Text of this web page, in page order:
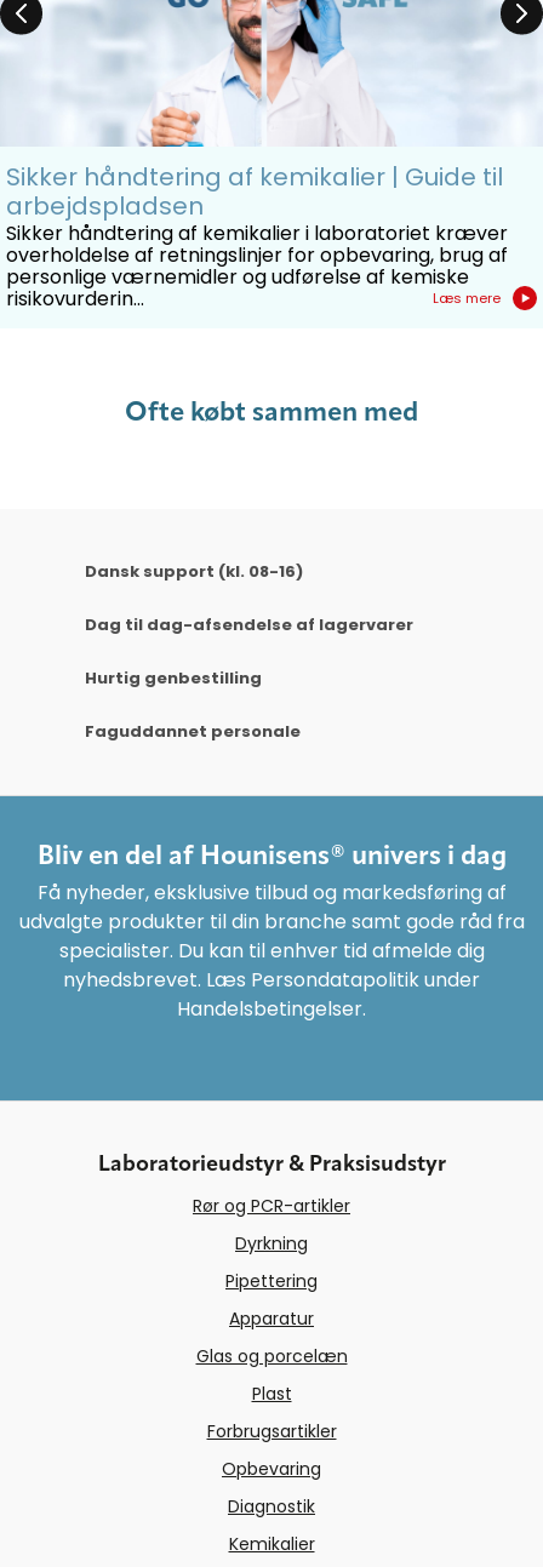
Sikker håndtering af kemikalier | Guide til
arbejdspladsen
Sikker håndtering af kemikalier i laboratoriet kræver
overholdelse af retningslinjer for opbevaring, brug af
personlige værnemidler og udførelse af kemiske
risikovurderin... Læs mere
Ofte købt sammen med
Dansk support (kl. 08-16)
Dag til dag-afsendelse af lagervarer
Hurtig genbestilling
Faguddannet personale
Bliv en del af Hounisens® univers i dag
Få nyheder, eksklusive tilbud og markedsføring af
udvalgte produkter til din branche samt gode råd fra
specialister. Du kan til enhver tid afmelde dig
nyhedsbrevet. Læs Persondatapolitik under
Handelsbetingelser.
Laboratorieudstyr & Praksisudstyr
Rør og PCR-artikler
Dyrkning
Pipettering
Apparatur
Glas og porcelæn
Plast
Forbrugsartikler
Opbevaring
Diagnostik
Kemikalier